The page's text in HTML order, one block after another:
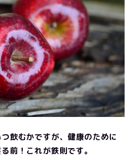
飲むかですが、健康のために
前！これが鉄則です。